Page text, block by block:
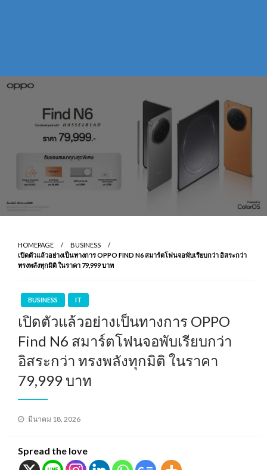
HOMEPAGE
BUSINESS
เปิดตัวแล้วอย่างเป็นทางการ OPPO FIND N6 สมาร์ตโฟนจอพับเรียบกว่า อิสระกว่า
ทรงพลังทุกมิติ ในราคา 79,999 บาท
BUSINESS IT
เปิดตัวแล้วอย่างเป็นทางการ OPPO
Find N6 สมาร์ตโฟนจอพับเรียบกว่า
อิสระกว่า ทรงพลังทุกมิติ ในราคา
79,999 บาท
Posted
มีนาคม 18, 2026
Spread the love